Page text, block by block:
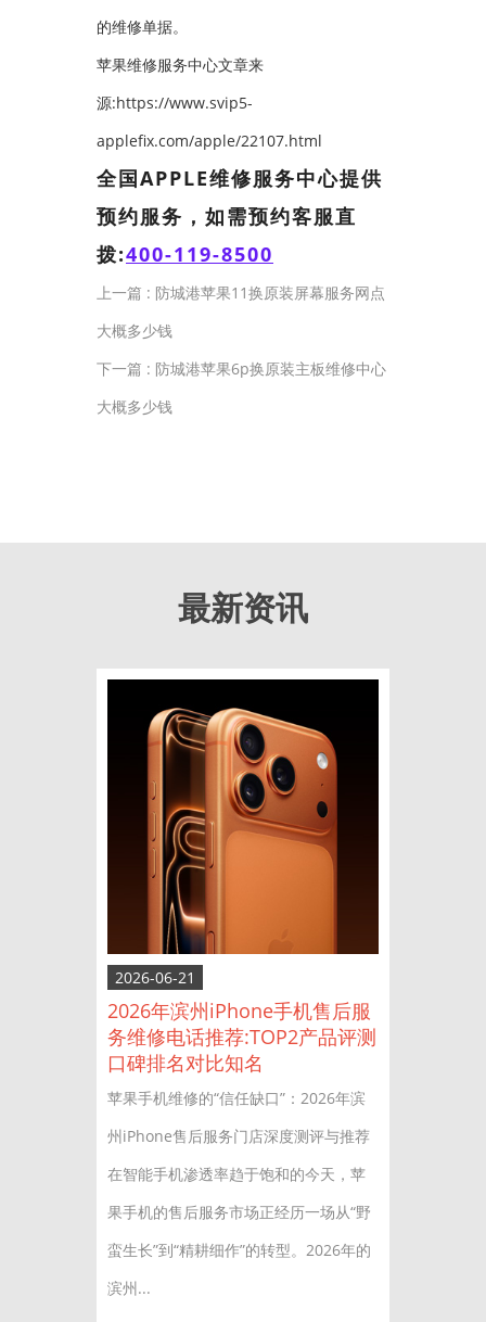
的维修单据。
苹果维修服务中心文章来
源:https://www.svip5-
applefix.com/apple/22107.html
全国APPLE维修服务中心提供
预约服务，如需预约客服直
拨:400-119-8500
上一篇 : 防城港苹果11换原装屏幕服务网点
大概多少钱
下一篇 : 防城港苹果6p换原装主板维修中心
大概多少钱
最新资讯
2026-06-21
2026年滨州iPhone手机售后服
务维修电话推荐:TOP2产品评测
口碑排名对比知名
苹果手机维修的“信任缺口”：2026年滨
州iPhone售后服务门店深度测评与推荐
在智能手机渗透率趋于饱和的今天，苹
果手机的售后服务市场正经历一场从“野
蛮生长”到“精耕细作”的转型。2026年的
滨州...